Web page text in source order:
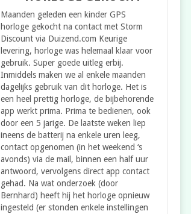
Maanden geleden een kinder GPS
horloge gekocht na contact met Storm
Discount via Duizend.com Keurige
levering, horloge was helemaal klaar voor
gebruik. Super goede uitleg erbij.
Inmiddels maken we al enkele maanden
dagelijks gebruik van dit horloge. Het is
een heel prettig horloge, de bijbehorende
app werkt prima. Prima te bedienen, ook
door een 5 jarige. De laatste weken liep
ineens de batterij na enkele uren leeg,
contact opgenomen (in het weekend ‘s
avonds) via de mail, binnen een half uur
antwoord, vervolgens direct app contact
gehad. Na wat onderzoek (door
Bernhard) heeft hij het horloge opnieuw
ingesteld (er stonden enkele instellingen